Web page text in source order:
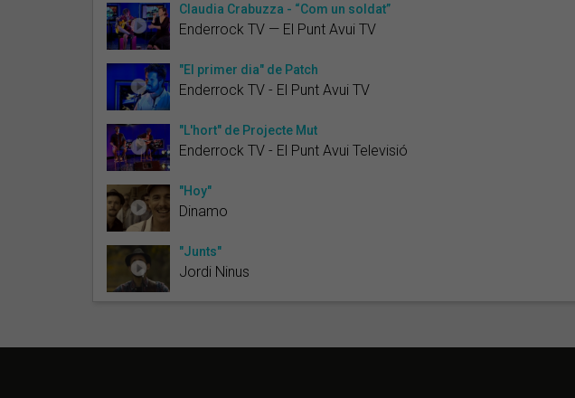
Claudia Crabuzza - “Com un soldat”
Enderrock TV — El Punt Avui TV
"El primer dia" de Patch
Enderrock TV - El Punt Avui TV
"L'hort" de Projecte Mut
Enderrock TV - El Punt Avui Televisió
"Hoy"
Dinamo
"Junts"
Jordi Ninus